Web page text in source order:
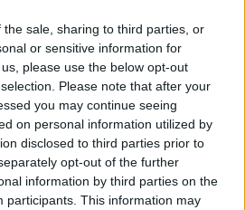
sale, sharing to third parties, or
or sensitive information for
please use the below opt-out
Please note that after your
you may continue seeing
on personal information utilized by
disclosed to third parties prior to
opt-out of the further
information by third parties on the
participants. This information may
του.
Του Νικήτα Κλαδάκη
Security Manager, NetBull